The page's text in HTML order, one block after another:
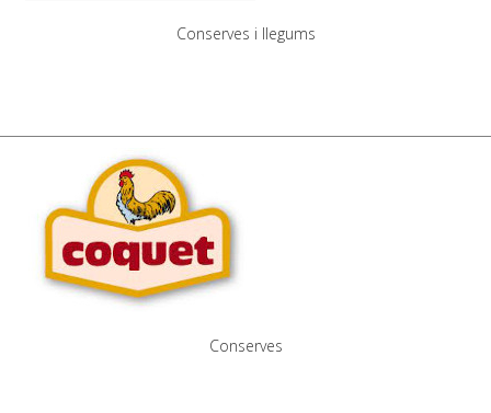
Conserves i llegums
Conserves